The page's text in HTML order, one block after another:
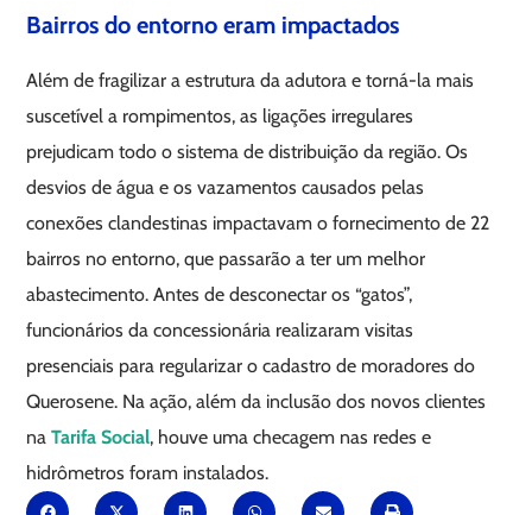
Bairros do entorno eram impactados
Além de fragilizar a estrutura da adutora e torná-la mais
suscetível a rompimentos, as ligações irregulares
prejudicam todo o sistema de distribuição da região. Os
desvios de água e os vazamentos causados pelas
conexões clandestinas impactavam o fornecimento de 22
bairros no entorno, que passarão a ter um melhor
abastecimento. Antes de desconectar os “gatos”,
funcionários da concessionária realizaram visitas
presenciais para regularizar o cadastro de moradores do
Querosene. Na ação, além da inclusão dos novos clientes
naTarifa Social, houve uma checagem nas redes e
hidrômetros foram instalados.